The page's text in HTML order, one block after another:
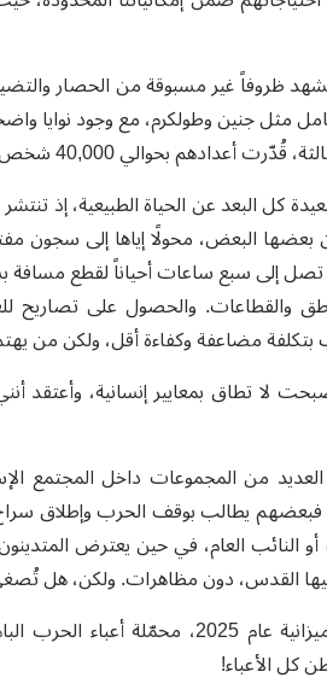
ظروفاً غير مسبوقة من الحصار
مثل جنين وطولكرم، مع وجود نوايا
قُدّرت أعدادهم بحوالي 40,000 شخص
البعض، محولًا إياها إلى سجون
إلى سبع ساعات أحياناً لقطع
والقطاعات. والحصول على
بتكلفة مضاعفة وكفاءة أقل، ولكن من
لا تطاق بمعايير إنسانية،
من المجموعات داخل المجتمع
يطالب بوقف الحرب وإطلاق سراح
النائب العام، في حين يعترض
القدس، دون مظاهرات. ولكن، هل
ومؤخرًا، أقرّت الحكومة ميزانية
كل الأعباء!